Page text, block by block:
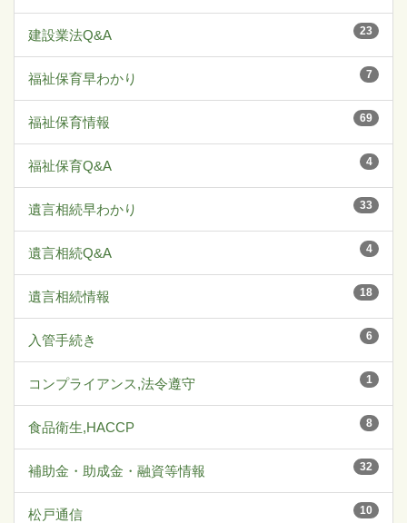
23
建設業法Q&A
7
福祉保育早わかり
69
福祉保育情報
4
福祉保育Q&A
33
遺言相続早わかり
4
遺言相続Q&A
18
遺言相続情報
6
入管手続き
1
コンプライアンス,法令遵守
8
食品衛生,HACCP
32
補助金・助成金・融資等情報
10
松戸通信